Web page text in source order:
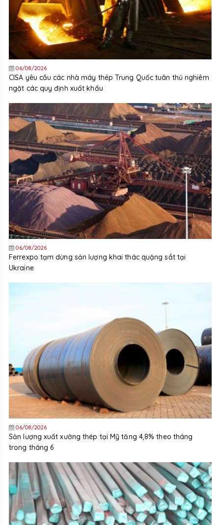
06/08/2026
CISA yêu cầu các nhà máy thép Trung Quốc tuân thủ nghiêm
ngặt các quy định xuất khẩu
06/08/2026
Ferrexpo tạm dừng sản lượng khai thác quặng sắt tại
Ukraine
06/08/2026
Sản lượng xuất xưởng thép tại Mỹ tăng 4,8% theo tháng
trong tháng 6